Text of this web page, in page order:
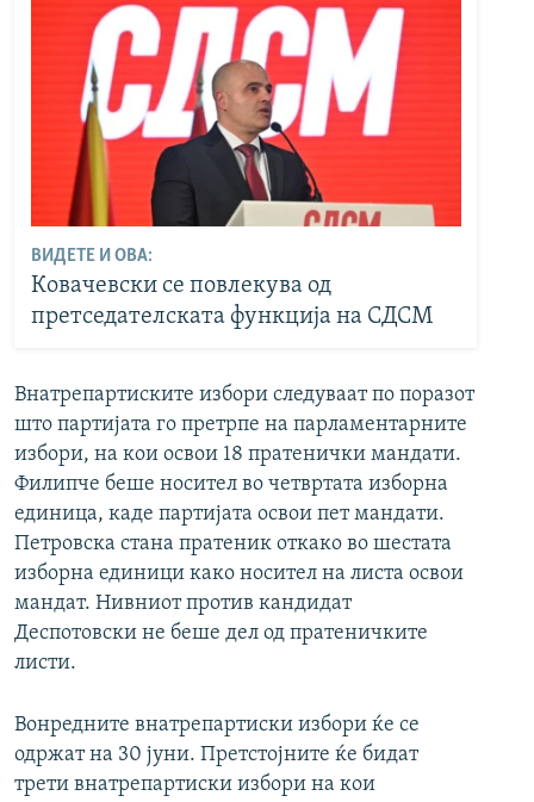
ВИДЕТЕ И ОВА:
Ковачевски се повлекува од
претседателската функција на СДСМ
Внатрепартиските избори следуваат по поразот
што партијата го претрпе на парламентарните
избори, на кои освои 18 пратенички мандати.
Филипче беше носител во четвртата изборна
единица, каде партијата освои пет мандати.
Петровска стана пратеник откако во шестата
изборна единици како носител на листа освои
мандат. Нивниот против кандидат
Деспотовски не беше дел од пратеничките
листи.
Вонредните внатрепартиски избори ќе се
одржат на 30 јуни. Претстојните ќе бидат
трети внатрепартиски избори на кои